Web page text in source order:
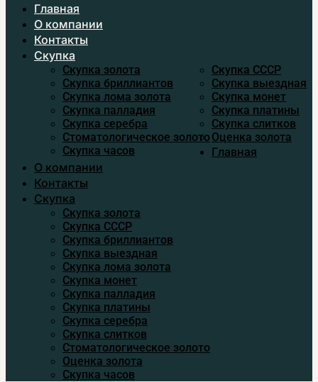
Главная
О компании
Контакты
Скупка
Скупка золота
Скупка CCСР
Скупка бриллиантов
Скупка выездная
Скупка лома золота
Скупка монет
Скупка палладия
Скупка платины
Скупка серебра
Скупка слитков
Стоматологическое золотоОценка золота
Скупка часов
Главная
О компании
Контакты
Скупка
Скупка золота
Скупка CCСР
Скупка бриллиантов
Скупка выездная
Скупка лома золота
Скупка монет
Скупка палладия
Скупка платины
Скупка серебра
Скупка слитков
Стоматологическое золото
Оценка золота
Скупка часов